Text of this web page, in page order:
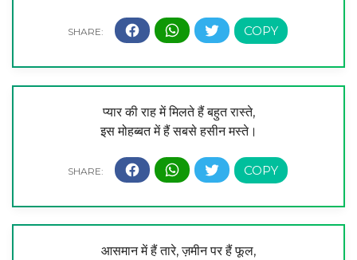
प्यार की राह में मिलते हैं बहुत रास्ते,
इस मोहब्बत में हैं सबसे हसीन मस्ते।
आसमान में हैं तारे, ज़मीन पर हैं फूल,